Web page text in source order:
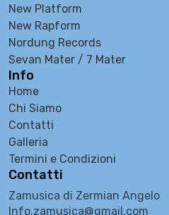
New Platform
New Rapform
Nordung Records
Sevan Mater / 7 Mater
Info
Home
Chi Siamo
Contatti
Galleria
Termini e Condizioni
Contatti
Zamusica di Zermian Angelo
Info.zamusica@gmail.com